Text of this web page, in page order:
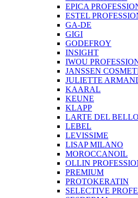
EPICA
ESTEL
GA-DE
GIGI
GODEFROY
INSIGHT
IWOU
JANSSEN
JULIETTE
KAARAL
KEUNE
KLAPP
LARTE DEL BELLO
LEBEL
LEVISSIME
LISAP MILANO
MOROCCANOIL
OLLIN
PREMIUM
PROTOKERATIN
SELECTIVE